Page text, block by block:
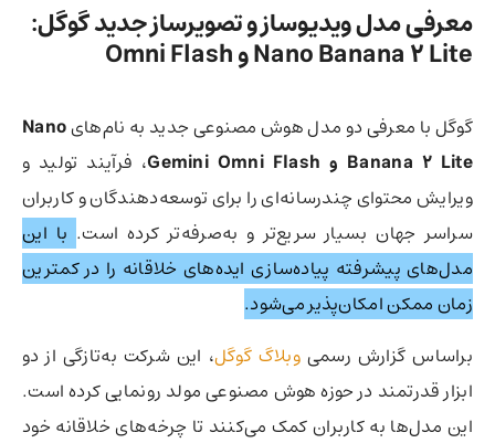
معرفی مدل ویدیوساز و تصویرساز جدید گوگل:
Nano Banana 2 Lite و Omni Flash
گوگل با معرفی دو مدل هوش مصنوعی جدید به نام‌هایNano
Banana 2 Lite و Gemini Omni Flash
، فرآیند تولید و
ویرایش محتوای چندرسانه‌ای را برای توسعه‌دهندگان و کاربران
سراسر جهان بسیار سریع‌تر و به‌صرفه‌تر کرده است. با این
مدل‌های پیشرفته پیاده‌سازی ایده‌های خلاقانه را در کمترین
زمان ممکن امکان‌پذیر می‌شود.
براساس گزارش رسمی وبلاگ گوگل، این شرکت به‌تازگی از دو
ابزار قدرتمند در حوزه هوش مصنوعی مولد رونمایی کرده است.
این مدل‌ها به کاربران کمک می‌کنند تا چرخه‌های خلاقانه خود